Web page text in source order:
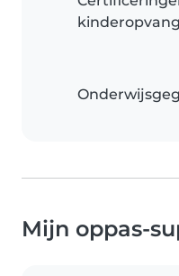
kinderopvang
Mijn oppas-